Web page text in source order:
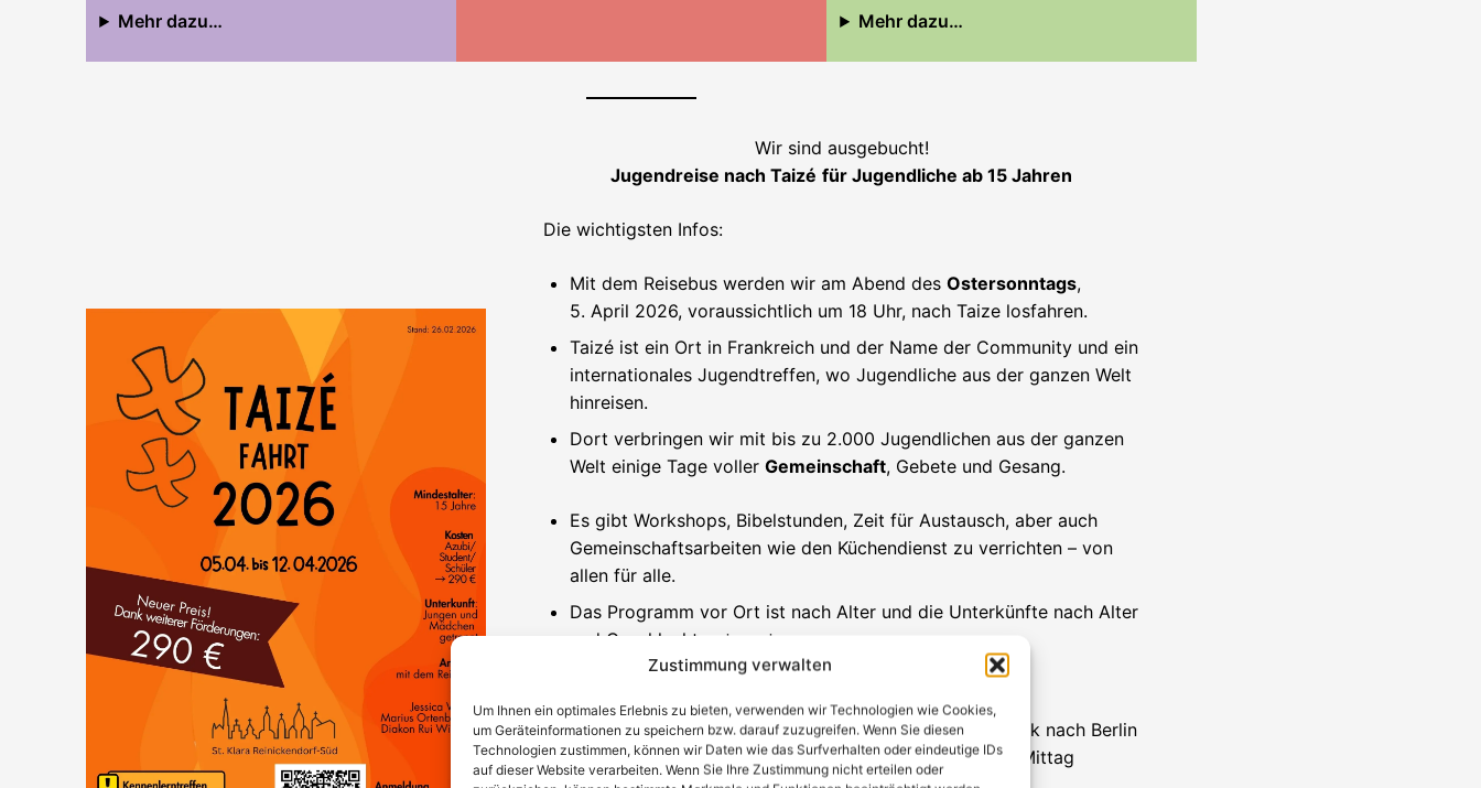
Zustimmung verwalten
Um Ihnen ein optimales Erlebnis zu bieten, verwenden wir Technologien wie Cookies,
um Geräteinformationen zu speichern bzw. darauf zuzugreifen. Wenn Sie diesen
Technologien zustimmen, können wir Daten wie das Surfverhalten oder eindeutige IDs
auf dieser Website verarbeiten. Wenn Sie Ihre Zustimmung nicht erteilen oder
Mehr dazu… Mehr dazu…
Wir sind ausgebucht!
Jugendreise nach Taizé für Jugendliche ab 15 Jahren
Die wichtigsten Infos:
Mit dem Reisebus werden wir am Abend des Ostersonntags,
5. April 2026, voraussichtlich um 18 Uhr, nach Taize losfahren.
Taizé ist ein Ort in Frankreich und der Name der Community und ein
internationales Jugendtreffen, wo Jugendliche aus der ganzen Welt
hinreisen.
Dort verbringen wir mit bis zu 2.000 Jugendlichen aus der ganzen
Welt einige Tage voller Gemeinschaft, Gebete und Gesang.
Es gibt Workshops, Bibelstunden, Zeit für Austausch, aber auch
Gemeinschaftsarbeiten wie den Küchendienst zu verrichten – von
allen für alle.
Das Programm vor Ort ist nach Alter und die Unterkünfte nach Alter
und Geschlecht getrennt.
Am Samstagabend werden wir mit dem Reisebus zurück nach Berlin
fahren, wo wir am Sonntag, den 12. April 2026 gegen Mittag